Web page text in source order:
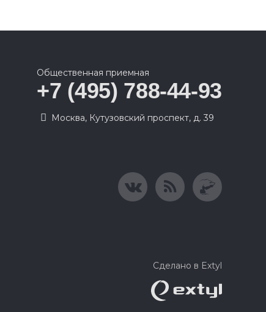
Общественная приемная
+7 (495) 788-44-93
Москва, Кутузовский проспект, д. 39
Сделано в Extyl